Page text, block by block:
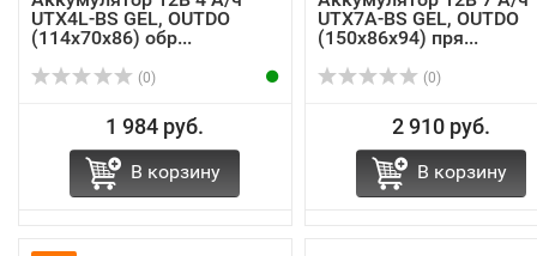
UTX4L-BS GEL, OUTDO
(114х70х86) обр...
(0)
1 984 руб.
В корзину
UTX7A-BS GEL, OUTDO
(150х86х94) пря...
(0)
2 910 руб.
В корзину